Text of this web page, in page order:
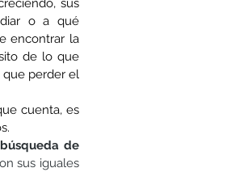
sus
o a qué
encontrar la
de lo que
que perder el
cuenta, es
de
sus iguales